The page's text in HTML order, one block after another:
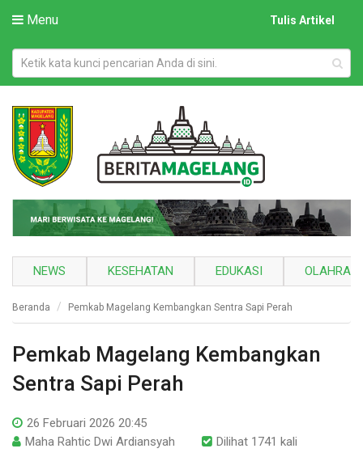
Menu Tulis Artikel
NEWS KESEHATAN EDUKASI
Beranda Pemkab Magelang Kembangkan Sentra Sapi Perah
Pemkab Magelang Kembangkan
Sentra Sapi Perah
26 Februari 2026 20:45
Maha Rahtic Dwi Ardiansyah
Dilihat 1741 kali